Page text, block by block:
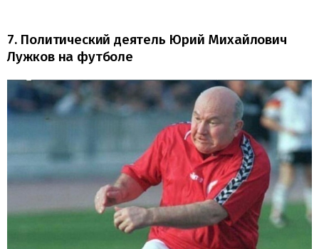
7. Политический деятель Юрий Михайлович
Лужков на футболе